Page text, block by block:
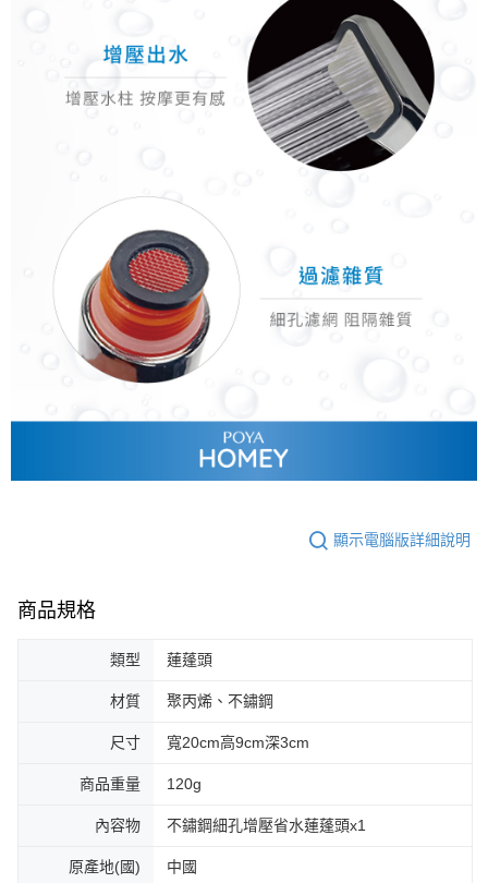
顯示電腦版詳細說明
商品規格
類型 蓮蓬頭
材質 聚丙烯、不鏽鋼
尺寸 寬20cm高9cm深3cm
商品重量 120g
內容物 不鏽鋼細孔增壓省水蓮蓬頭x1
原產地(國) 中國